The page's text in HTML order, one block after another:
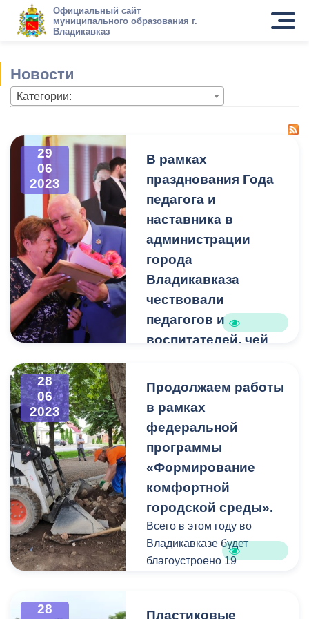
Официальный сайт
муниципального образования г.
Владикавказ
Новости
Категории:
29
06
2023
В рамках
празднования Года
педагога и
наставника в
администрации
города
Владикавказа
чествовали
педагогов и
воспитателей, чей
превысил 50 лет.
В рамках празднования
Года педагога и
наставника в
администрации города
Владикавказа чествовали
педагогов и воспитателей,
чей трудовой стаж
превысил 50 лет.
В торжественной
28
06
2023
Продолжаем работы
в рамках
федеральной
программы
«Формирование
комфортной
городской среды».
Всего в этом году во
Владикавказе будет
благоустроено 19
На перекрестках улиц
28
Пластиковые